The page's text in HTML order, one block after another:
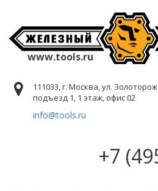
www.tools.ru
111033, г. Москва, ул.
подъезд 1, 1 этаж, офис 02
info@tools.ru
+7